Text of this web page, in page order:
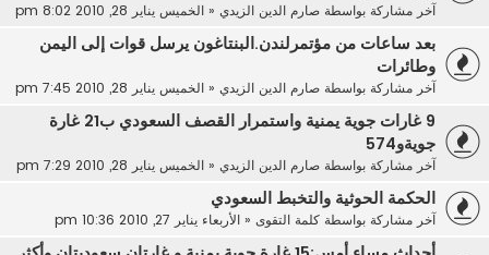
آخر مشاركة بواسطة صارم الدين الزيدي« الخميس يناير 28, 2010 8:02 pm
بعد ساعات من مؤتمرلندن.البنتاغون يرسل قوات إلى اليمن
وطائرات
آخر مشاركة بواسطة صارم الدين الزيدي« الخميس يناير 28, 2010 7:45 pm
9 غارات جوية يمنية واستمرار القصف السعودي ب21 غارة
جويةو574
آخر مشاركة بواسطة صارم الدين الزيدي« الخميس يناير 28, 2010 7:29 pm
الحكمة الحوثية والتخبط السعودي
آخر مشاركة بواسطة كلمة التقوى« الأربعاء يناير 27, 2010 10:36 pm